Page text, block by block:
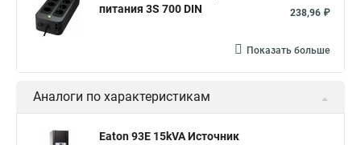
питания 3S 700 DIN
238,96 ₽
Показать больше
Аналоги по характеристикам
Eaton 93E 15kVA Источник